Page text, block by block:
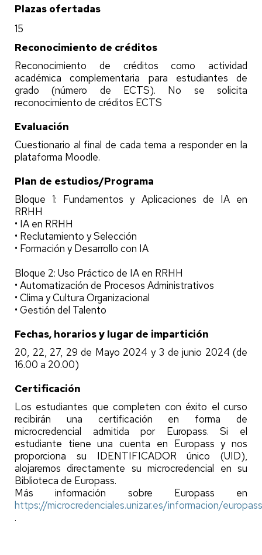
Plazas ofertadas
15
Reconocimiento de créditos
Reconocimiento de créditos como actividad
académica complementaria para estudiantes de
grado (número de ECTS). No se solicita
reconocimiento de créditos ECTS
Evaluación
Cuestionario al final de cada tema a responder en la
plataforma Moodle.
Plan de estudios/Programa
Bloque 1: Fundamentos y Aplicaciones de IA en
RRHH
• IA en RRHH
• Reclutamiento y Selección
• Formación y Desarrollo con IA
Bloque 2: Uso Práctico de IA en RRHH
• Automatización de Procesos Administrativos
• Clima y Cultura Organizacional
• Gestión del Talento
Fechas, horarios y lugar de impartición
20, 22, 27, 29 de Mayo 2024 y 3 de junio 2024 (de
16.00 a 20.00)
Certificación
Los estudiantes que completen con éxito el curso
recibirán una certificación en forma de
microcredencial admitida por Europass. Si el
estudiante tiene una cuenta en Europass y nos
proporciona su IDENTIFICADOR único (UID),
alojaremos directamente su microcredencial en su
Biblioteca de Europass.
Más información sobre Europass en
https://microcredenciales.unizar.es/informacion/europass
.